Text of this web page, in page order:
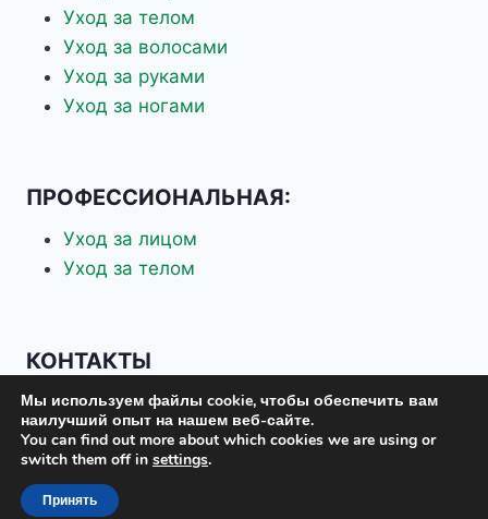
Уход за телом
Уход за волосами
Уход за руками
Уход за ногами
ПРОФЕССИОНАЛЬНАЯ:
Уход за лицом
Уход за телом
КОНТАКТЫ
+7 926 337-70-88
+7 903 619-75-37
eskosplus@mail.ru
Мы используем файлы cookie, чтобы обеспечить вам
наилучший опыт на нашем веб-сайте.
You can find out more about which cookies we are using or
switch them off in settings.
Принять